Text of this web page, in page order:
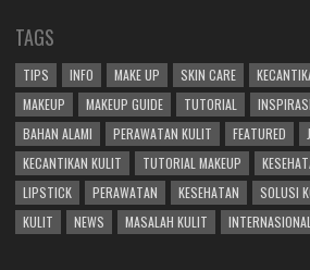
TAGS
TIPS INFO MAKE UP SKIN CARE
MAKEUP
MAKEUP GUIDE TUTORIAL
BAHAN ALAMI
PERAWATAN KULIT FEATURED
KECANTIKAN KULIT
TUTORIAL MAKEUP
LIPSTICK
PERAWATAN KESEHATAN SOLUSI
KULIT
NEWS MASALAH KULIT INTERNASIONAL